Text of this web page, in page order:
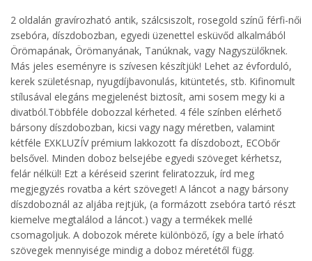
2 oldalán gravírozható antik, szálcsiszolt, rosegold színű férfi-női
zsebóra, díszdobozban, egyedi üzenettel esküvőd alkalmából
Örömapának, Örömanyának, Tanúknak, vagy Nagyszülőknek.
Más jeles eseményre is szívesen készítjük! Lehet az évforduló,
kerek születésnap, nyugdíjbavonulás, kitüntetés, stb. Kifinomult
stílusával elegáns megjelenést biztosít, ami sosem megy ki a
divatból.Többféle dobozzal kérheted. 4 féle színben elérhető
bársony díszdobozban, kicsi vagy nagy méretben, valamint
kétféle EXKLUZÍV prémium lakkozott fa díszdobozt, ECObőr
belsővel. Minden doboz belsejébe egyedi szöveget kérhetsz,
felár nélkül! Ezt a kéréseid szerint feliratozzuk, írd meg
megjegyzés rovatba a kért szöveget! A láncot a nagy bársony
díszdoboznál az aljába rejtjük, (a formázott zsebóra tartó részt
kiemelve megtalálod a láncot.) vagy a termékek mellé
csomagoljuk. A dobozok mérete különböző, így a bele írható
szövegek mennyisége mindig a doboz méretétől függ.